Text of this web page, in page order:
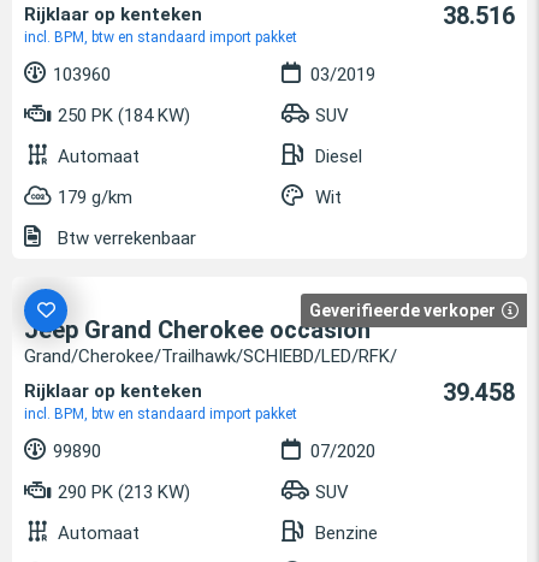
Rijklaar op kenteken
incl. BPM, btw en standaard import pakket
38.516
103960
03/2019
250 PK (184 KW)
SUV
Automaat
Diesel
179 g/km
Wit
Btw verrekenbaar
Geverifieerde verkoper
Jeep Grand Cherokee occasion
Grand/Cherokee/Trailhawk/SCHIEBD/LED/RFK/
Rijklaar op kenteken
incl. BPM, btw en standaard import pakket
39.458
99890
07/2020
290 PK (213 KW)
SUV
Automaat
Benzine